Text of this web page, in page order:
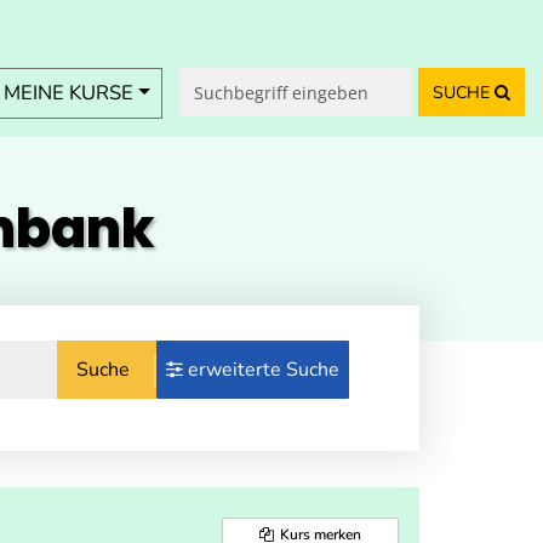
KURSE SUCHE
Suche erweiterte Suche
Kurs merken